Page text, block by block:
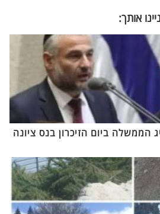
אותך:
הממשלה ביום הזיכרון בנס ציונה